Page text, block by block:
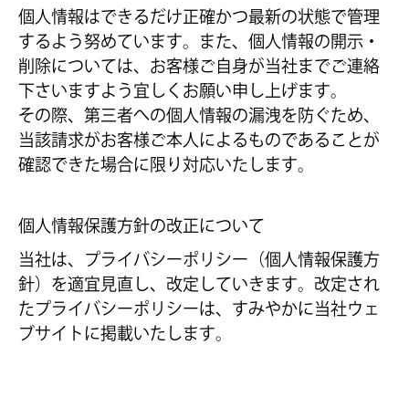
個人情報はできるだけ正確かつ最新の状態で管理
するよう努めています。また、個人情報の開示・
削除については、お客様ご自身が当社までご連絡
下さいますよう宜しくお願い申し上げます。
その際、第三者への個人情報の漏洩を防ぐため、
当該請求がお客様ご本人によるものであることが
確認できた場合に限り対応いたします。
個人情報保護方針の改正について
当社は、プライバシーポリシー（個人情報保護方
針）を適宜見直し、改定していきます。改定され
たプライバシーポリシーは、すみやかに当社ウェ
ブサイトに掲載いたします。